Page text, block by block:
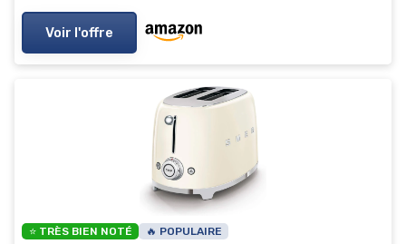
Voir l'offre
⭐ TRÈS BIEN NOTÉ 🔥 POPULAIRE